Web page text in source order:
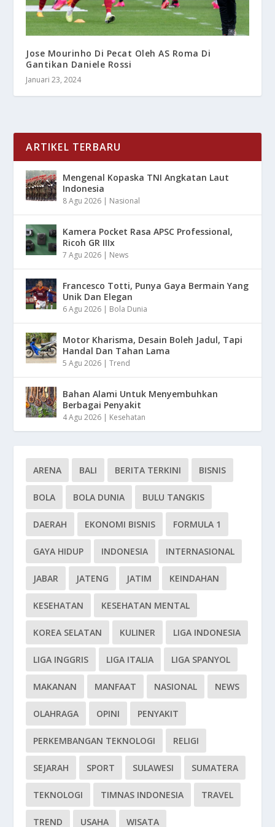
Jose Mourinho Di Pecat Oleh AS Roma Di
Gantikan Daniele Rossi
Januari 23, 2024
ARTIKEL TERBARU
Mengenal Kopaska TNI Angkatan Laut
Indonesia
8 Agu 2026 | Nasional
Kamera Pocket Rasa APSC Professional,
Ricoh GR IIIx
7 Agu 2026 | News
Francesco Totti, Punya Gaya Bermain Yang
Unik Dan Elegan
6 Agu 2026 | Bola Dunia
Motor Kharisma, Desain Boleh Jadul, Tapi
Handal Dan Tahan Lama
5 Agu 2026 |Trend
Bahan Alami Untuk Menyembuhkan
Berbagai Penyakit
4 Agu 2026 | Kesehatan
ARENA BALI BERITA TERKINI BISNIS
BOLA BOLA DUNIA BULU TANGKIS
DAERAH EKONOMI BISNIS FORMULA 1
GAYA HIDUP INDONESIA INTERNASIONAL
JABAR JATENG JATIM KEINDAHAN
KESEHATAN KESEHATAN MENTAL
KOREA SELATAN KULINER LIGA INDONESIA
LIGA INGGRIS LIGA ITALIA LIGA SPANYOL
MAKANAN MANFAAT NASIONAL NEWS
OLAHRAGA OPINI PENYAKIT
PERKEMBANGAN TEKNOLOGI RELIGI
SEJARAH SPORT SULAWESI SUMATERA
TEKNOLOGI TIMNAS INDONESIA TRAVEL
TREND USAHA WISATA